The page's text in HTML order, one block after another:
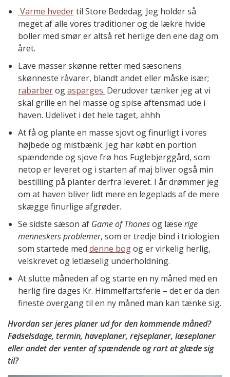
Varme hvedertil Store Bededag. Jeg holder så
meget af alle vores traditioner og de lækre hvide
boller med smør er altså ret herlige den ene dag om
året.
Lave masser skønne retter med sæsonens
skønneste råvarer, blandt andet eller måske især;
rabarberogasparges. Derudover tænker jeg at vi
skal grille en hel masse og spise aftensmad ude i
haven. Udelivet i det hele taget, ahhh
At få og plante en masse sjovt og finurligt i vores
højbede og mistbænk. Jeg har købt en portion
spændende og sjove frø hos Fuglebjerggård, som
netop er leveret og i starten af maj bliver også min
bestilling på planter derfra leveret. I år drømmer jeg
om at haven bliver lidt mere en legeplads af de mere
skægge finurlige afgrøder.
Se sidste sæson af Game of Thonesog læse rige
menneskers problemer, som er tredje bind i triologien
som startede med denne bogog er virkelig herlig,
velskrevet og letlæselig underholdning.
At slutte måneden af og starte en ny måned med en
herlig fire dages Kr. Himmelfartsferie – det er da den
fineste overgang til en ny måned man kan tænke sig.
Hvordan ser jeres planer ud for den kommende måned?
Fødselsdage, termin, haveplaner, rejseplaner, læseplaner
eller andet der venter af spændende og rart at glæde sig
til?